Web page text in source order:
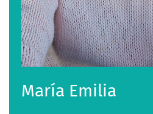
María Emilia